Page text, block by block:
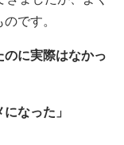
です。
のに実際はなかっ
なった」